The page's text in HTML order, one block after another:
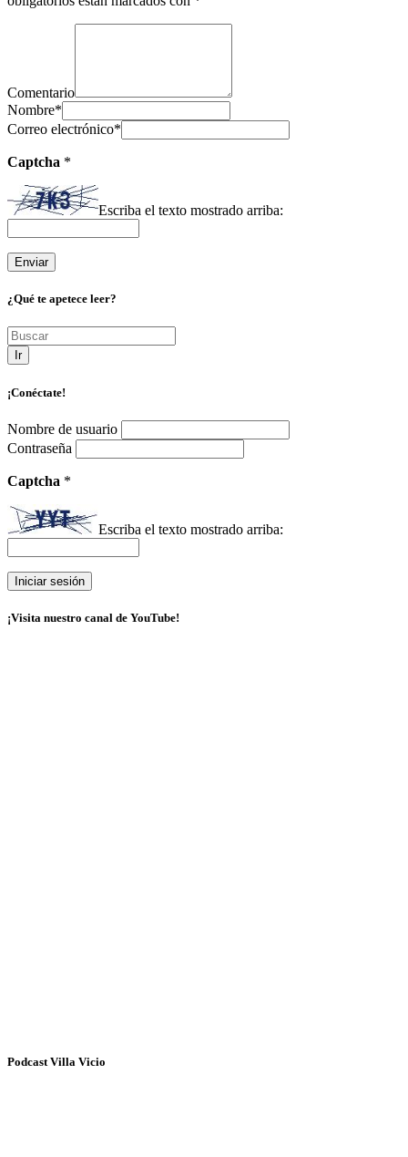
Comentario
Nombre*
Correo electrónico*
Captcha *
Escriba el texto mostrado arriba:
¿Qué te apetece leer?
Ir
¡Conéctate!
Nombre de usuario
Contraseña
Captcha *
Escriba el texto mostrado arriba:
¡Visita nuestro canal de YouTube!
Podcast Villa Vicio